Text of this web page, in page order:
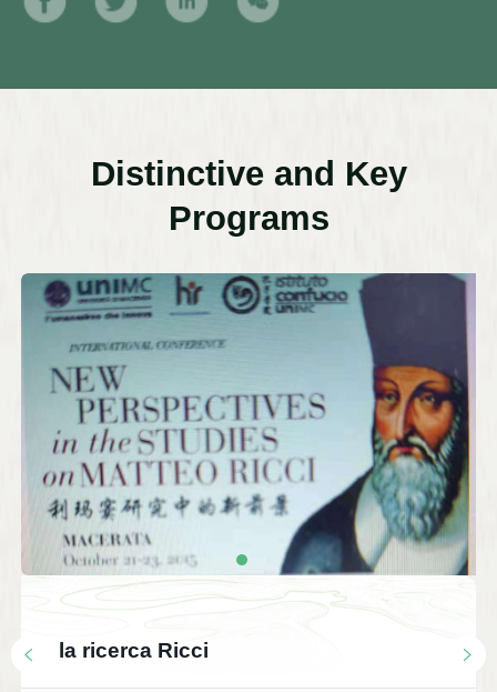
Distinctive and Key
Programs
la ricerca Ricci